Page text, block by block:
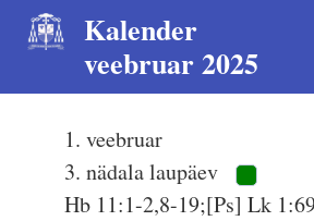
Kalender
veebruar 2025
1. veebruar
3. nädala laupäev
Hb 11:1-2,8-19;[Ps] Lk